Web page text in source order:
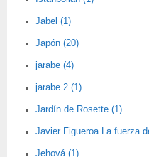
Jabel (1)
Japón (20)
jarabe (4)
jarabe 2 (1)
Jardín de Rosette (1)
Javier Figueroa La fuerza
Jehová (1)